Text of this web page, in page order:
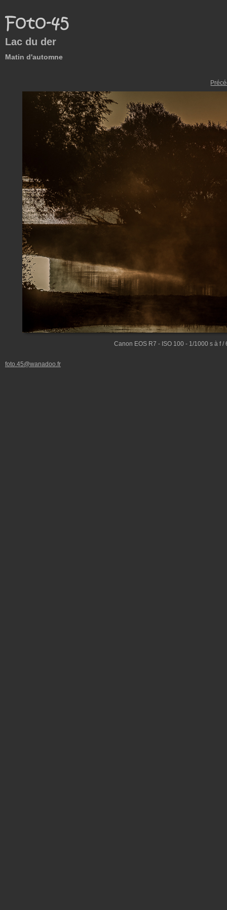
Lac du der
Matin d'automne
Canon EOS R7 - ISO 100 - 1/1000 s à f
foto.45@wanadoo.fr